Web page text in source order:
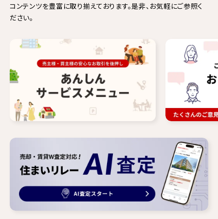
コンテンツを豊富に取り揃えております。是非、お気軽にご参照く
ださい。